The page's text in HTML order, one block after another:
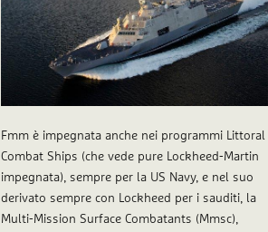
Fmm è impegnata anche nei programmi Littoral
Combat Ships (che vede pure Lockheed-Martin
impegnata), sempre per la US Navy, e nel suo
derivato sempre con Lockheed per i sauditi, la
Multi-Mission Surface Combatants (Mmsc),